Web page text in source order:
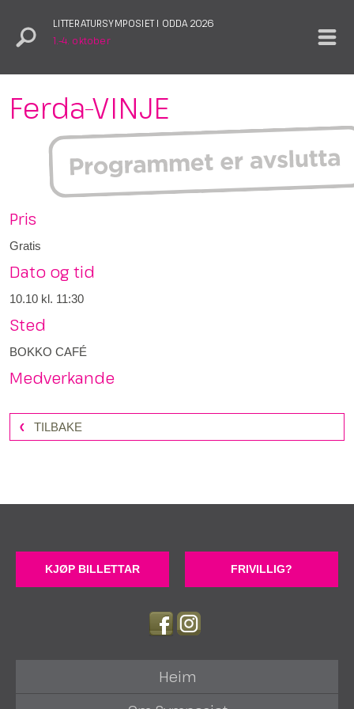
LITTERATURSYMPOSIET I ODDA 2026
1.–4. oktober
Ferda-VINJE
Pris
Gratis
Dato og tid
10.10 kl. 11:30
Sted
BOKKO CAFÉ
Medverkande
TILBAKE
KJØP BILLETTAR FRIVILLIG?
Heim